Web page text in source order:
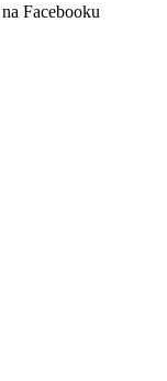
Facebooku